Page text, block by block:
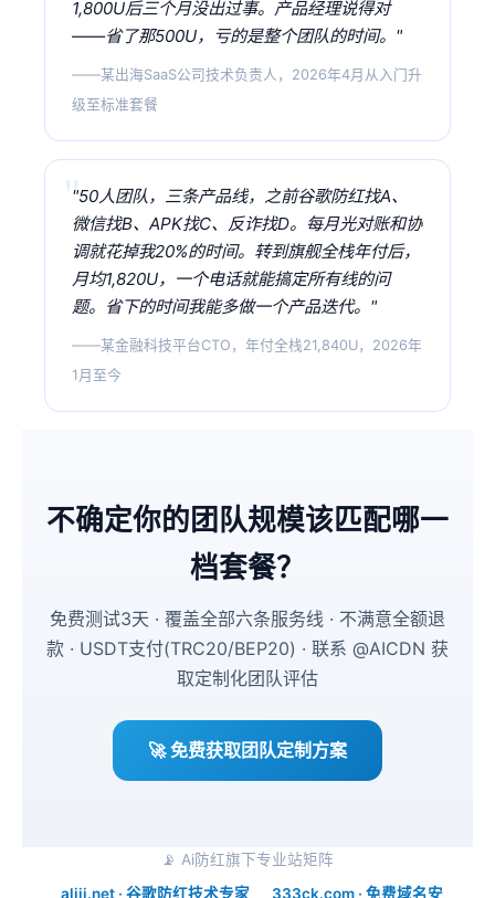
1,800U后三个月没出过事。产品经理说得对
——省了那500U，亏的是整个团队的时间。"
——某出海SaaS公司技术负责人，2026年4月从入门升
级至标准套餐
"50人团队，三条产品线，之前谷歌防红找A、
微信找B、APK找C、反诈找D。每月光对账和协
调就花掉我20%的时间。转到旗舰全栈年付后，
月均1,820U，一个电话就能搞定所有线的问
题。省下的时间我能多做一个产品迭代。"
——某金融科技平台CTO，年付全栈21,840U，2026年
1月至今
不确定你的团队规模该匹配哪一
档套餐？
免费测试3天 · 覆盖全部六条服务线 · 不满意全额退
款 · USDT支付(TRC20/BEP20) · 联系 @AICDN 获
取定制化团队评估
🚀 免费获取团队定制方案
📡 Ai防红旗下专业站矩阵
alijj.net · 谷歌防红技术专家
333ck.com · 免费域名安